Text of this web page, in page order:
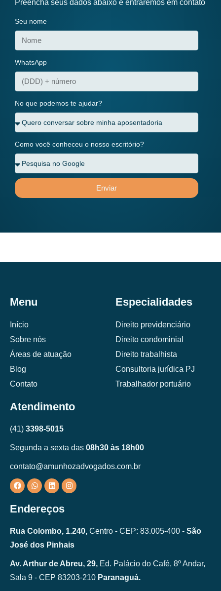
Preencha seus dados abaixo e entraremos em contato
Seu nome
WhatsApp
No que podemos te ajudar?
Como você conheceu o nosso escritório?
Enviar
Menu
Início
Sobre nós
Áreas de atuação
Blog
Contato
Especialidades
Direito previdenciário
Direito condominial
Direito trabalhista
Consultoria jurídica PJ
Trabalhador portuário
Atendimento
(41) 3398-5015
Segunda a sexta das 08h30 às 18h00
contato@amunhozadvogados.com.br
Endereços
Rua Colombo, 1.240, Centro - CEP: 83.005-400 - São
José dos Pinhais
Av. Arthur de Abreu, 29, Ed. Palácio do Café, 8º Andar,
Sala 9 - CEP 83203-210 Paranaguá.